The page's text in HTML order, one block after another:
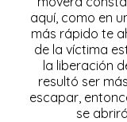
aquí, como en
más rápido te
de la víctima
la liberación
resultó ser
escapar,
se